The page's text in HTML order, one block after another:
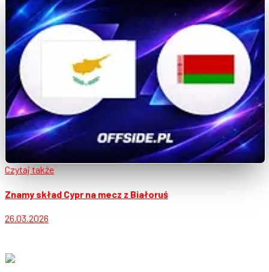
Czytaj także
Znamy skład Cypr na mecz z Białoruś
26.03.2026